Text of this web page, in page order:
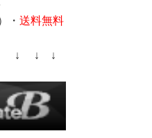
・ 送料無料
↓ ↓ ↓